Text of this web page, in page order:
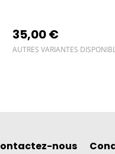
35,00 €
AUTRES VARIANTES
nous